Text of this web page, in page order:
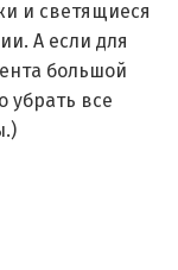
и светящиеся
А если для
большой
убрать все